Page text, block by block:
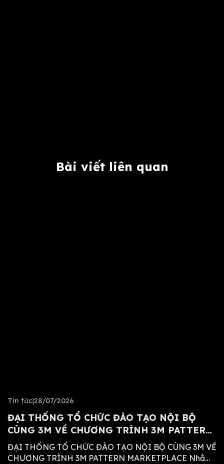
Bài viết liên quan
Tin tức|28/07/2026
ĐẠI THỐNG TỔ CHỨC ĐÀO TẠO NỘI BỘ
CÙNG 3M VỀ CHƯƠNG TRÌNH 3M PATTERN
MARKETPLACE
ĐẠI THỐNG TỔ CHỨC ĐÀO TẠO NỘI BỘ CÙNG 3M VỀ
CHƯƠNG TRÌNH 3M PATTERN MARKETPLACE Nhằm